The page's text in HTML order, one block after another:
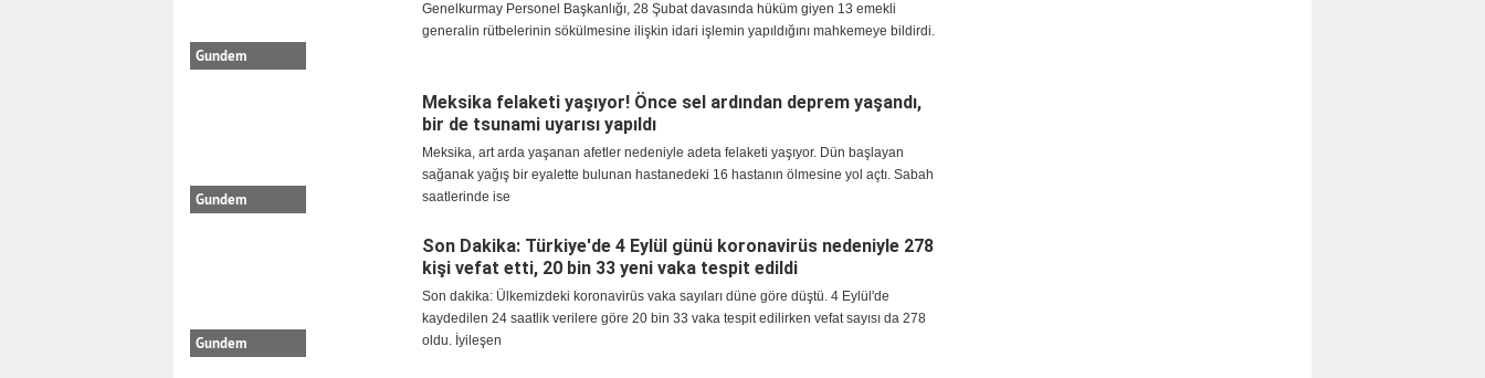
Gundem
Genelkurmay Personel Başkanlığı, 28 Şubat davasında hüküm giyen 13 emekli
generalin rütbelerinin sökülmesine ilişkin idari işlemin yapıldığını mahkemeye bildirdi.
Gundem
Meksika felaketi yaşıyor! Önce sel ardından deprem yaşandı,
bir de tsunami uyarısı yapıldı
Meksika, art arda yaşanan afetler nedeniyle adeta felaketi yaşıyor. Dün başlayan
sağanak yağış bir eyalette bulunan hastanedeki 16 hastanın ölmesine yol açtı. Sabah
saatlerinde ise
Gundem
Son Dakika: Türkiye'de 4 Eylül günü koronavirüs nedeniyle 278
kişi vefat etti, 20 bin 33 yeni vaka tespit edildi
Son dakika: Ülkemizdeki koronavirüs vaka sayıları düne göre düştü. 4 Eylül'de
kaydedilen 24 saatlik verilere göre 20 bin 33 vaka tespit edilirken vefat sayısı da 278
oldu. İyileşen